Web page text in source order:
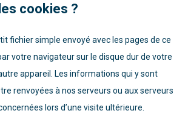
cookies ?
fichier simple envoyé avec les pages de ce
votre navigateur sur le disque dur de votre
appareil. Les informations qui y sont
renvoyées à nos serveurs ou aux serveurs
lors d’une visite ultérieure.